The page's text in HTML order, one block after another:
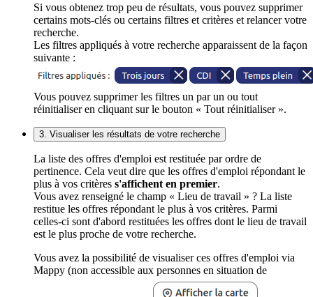
Si vous obtenez trop peu de résultats, vous pouvez supprimer
certains mots-clés ou certains filtres et critères et relancer votre
recherche.
Les filtres appliqués à votre recherche apparaissent de la façon
suivante :
Vous pouvez supprimer les filtres un par un ou tout
réinitialiser en cliquant sur le bouton « Tout réinitialiser ».
3. Visualiser les résultats de votre recherche
La liste des offres d'emploi est restituée par ordre de
pertinence. Cela veut dire que les offres d'emploi répondant le
plus à vos critères s'affichent en premier.
Vous avez renseigné le champ « Lieu de travail » ? La liste
restitue les offres répondant le plus à vos critères. Parmi
celles-ci sont d'abord restituées les offres dont le lieu de travail
est le plus proche de votre recherche.
Vous avez la possibilité de visualiser ces offres d'emploi via
Mappy (non accessible aux personnes en situation de